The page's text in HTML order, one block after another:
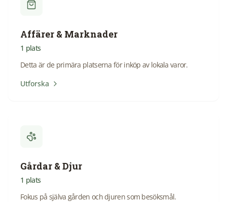
Affärer & Marknader
1 plats
Detta är de primära platserna för inköp av lokala varor.
Utforska
Gårdar & Djur
1 plats
Fokus på själva gården och djuren som besöksmål.